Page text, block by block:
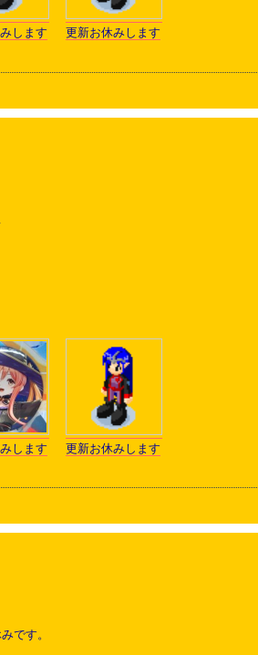
します 更新お休みします
します 更新お休みします
です。